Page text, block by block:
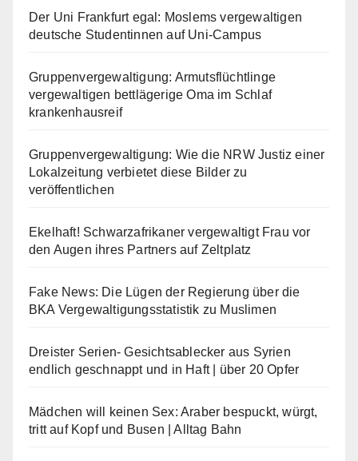
Der Uni Frankfurt egal: Moslems vergewaltigen
deutsche Studentinnen auf Uni-Campus
Gruppenvergewaltigung: Armutsflüchtlinge
vergewaltigen bettlägerige Oma im Schlaf
krankenhausreif
Gruppenvergewaltigung: Wie die NRW Justiz einer
Lokalzeitung verbietet diese Bilder zu
veröffentlichen
Ekelhaft! Schwarzafrikaner vergewaltigt Frau vor
den Augen ihres Partners auf Zeltplatz
Fake News: Die Lügen der Regierung über die
BKA Vergewaltigungsstatistik zu Muslimen
Dreister Serien- Gesichtsablecker aus Syrien
endlich geschnappt und in Haft | über 20 Opfer
Mädchen will keinen Sex: Araber bespuckt, würgt,
tritt auf Kopf und Busen | Alltag Bahn